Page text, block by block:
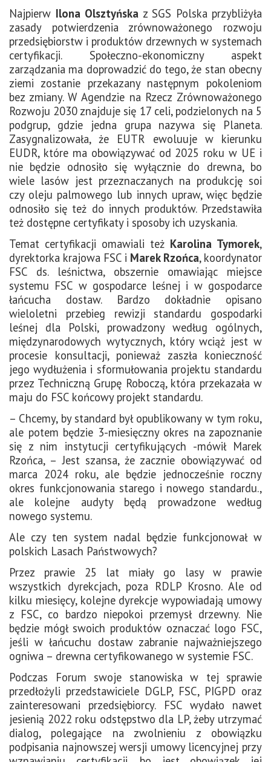
Najpierw Ilona Olsztyńska z SGS Polska przybliżyła
zasady potwierdzenia zrównoważonego rozwoju
przedsiębiorstw i produktów drzewnych w systemach
certyfikacji. Społeczno-ekonomiczny aspekt
zarządzania ma doprowadzić do tego, że stan obecny
ziemi zostanie przekazany następnym pokoleniom
bez zmiany. W Agendzie na Rzecz Zrównoważonego
Rozwoju 2030 znajduje się 17 celi, podzielonych na 5
podgrup, gdzie jedna grupa nazywa się Planeta.
Zasygnalizowała, że EUTR ewoluuje w kierunku
EUDR, które ma obowiązywać od 2025 roku w UE i
nie będzie odnosiło się wyłącznie do drewna, bo
wiele lasów jest przeznaczanych na produkcję soi
czy oleju palmowego lub innych upraw, więc będzie
odnosiło się też do innych produktów. Przedstawiła
też dostępne certyfikaty i sposoby ich uzyskania.
Temat certyfikacji omawiali też Karolina Tymorek,
dyrektorka krajowa FSC i Marek Rzońca, koordynator
FSC ds. leśnictwa, obszernie omawiając miejsce
systemu FSC w gospodarce leśnej i w gospodarce
łańcucha dostaw. Bardzo dokładnie opisano
wieloletni przebieg rewizji standardu gospodarki
leśnej dla Polski, prowadzony według ogólnych,
międzynarodowych wytycznych, który wciąż jest w
procesie konsultacji, ponieważ zaszła konieczność
jego wydłużenia i sformułowania projektu standardu
przez Techniczną Grupę Roboczą, która przekazała w
maju do FSC końcowy projekt standardu.
– Chcemy, by standard był opublikowany w tym roku,
ale potem będzie 3-miesięczny okres na zapoznanie
się z nim instytucji certyfikujących -mówił Marek
Rzońca, – Jest szansa, że zacznie obowiązywać od
marca 2024 roku, ale będzie jednocześnie roczny
okres funkcjonowania starego i nowego standardu.,
ale kolejne audyty będą prowadzone według
nowego systemu.
Ale czy ten system nadal będzie funkcjonował w
polskich Lasach Państwowych?
Przez prawie 25 lat miały go lasy w prawie
wszystkich dyrekcjach, poza RDLP Krosno. Ale od
kilku miesięcy, kolejne dyrekcje wypowiadają umowy
z FSC, co bardzo niepokoi przemysł drzewny. Nie
będzie mógł swoich produktów oznaczać logo FSC,
jeśli w łańcuchu dostaw zabranie najważniejszego
ogniwa – drewna certyfikowanego w systemie FSC.
Podczas Forum swoje stanowiska w tej sprawie
przedłożyli przedstawiciele DGLP, FSC, PIGPD oraz
zainteresowani przedsiębiorcy. FSC wydało nawet
jesienią 2022 roku odstępstwo dla LP, żeby utrzymać
dialog, polegające na zwolnieniu z obowiązku
podpisania najnowszej wersji umowy licencyjnej przy